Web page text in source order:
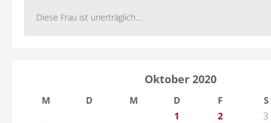
Diese Frau ist unerträglich....
Oktober 2020
M D M D F
S
1
2
3